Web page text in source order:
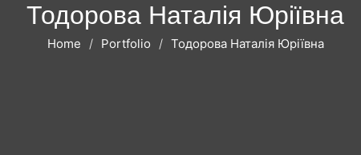
Тодорова Наталія Юріївна
Home Portfolio Тодорова Наталія Юріївна